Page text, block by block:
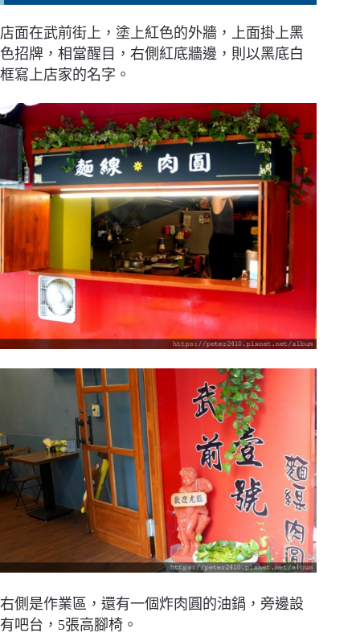
店面在武前街上，塗上紅色的外牆，上面掛上黑
色招牌，相當醒目，右側紅底牆邊，則以黑底白
框寫上店家的名字。
右側是作業區，還有一個炸肉圓的油鍋，旁邊設
有吧台，5張高腳椅。